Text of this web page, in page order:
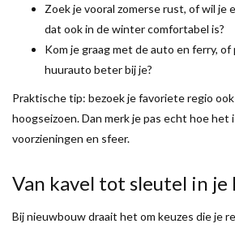
Zoek je vooral zomerse rust, of wil je
dat ook in de winter comfortabel is?
Kom je graag met de auto en ferry,
huurauto beter bij je?
Praktische tip: bezoek je favoriete regio
hoogseizoen. Dan merk je pas echt hoe het
voorzieningen en sfeer.
Van kavel tot sleutel in je
Bij nieuwbouw draait het om keuzes die je